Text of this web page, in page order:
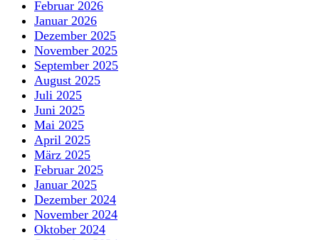
Februar 2026
Januar 2026
Dezember 2025
November 2025
September 2025
August 2025
Juli 2025
Juni 2025
Mai 2025
April 2025
März 2025
Februar 2025
Januar 2025
Dezember 2024
November 2024
Oktober 2024